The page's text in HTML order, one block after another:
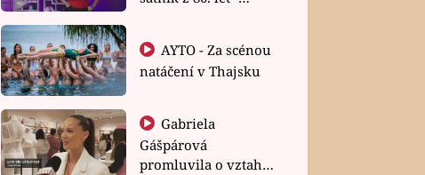
natáčení v Thajsku
Gabriela
Gášpárová
promluvila o vztahu